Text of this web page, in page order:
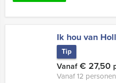
Ik hou van
Tip
Vanaf€ 27,50
Vanaf 12